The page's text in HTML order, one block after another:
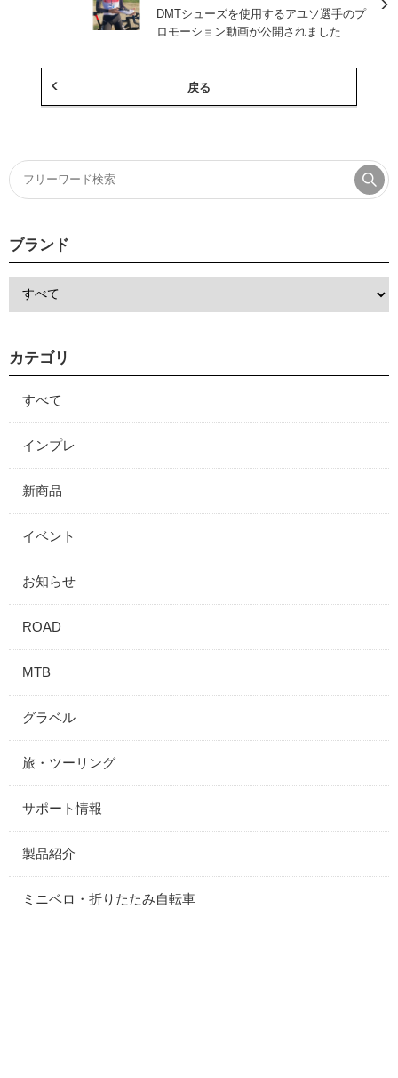
DMTシューズを使用するアユソ選手のプ
ロモーション動画が公開されました
戻る
ブランド
カテゴリ
すべて
インプレ
新商品
イベント
お知らせ
ROAD
MTB
グラベル
旅・ツーリング
サポート情報
製品紹介
ミニベロ・折りたたみ自転車